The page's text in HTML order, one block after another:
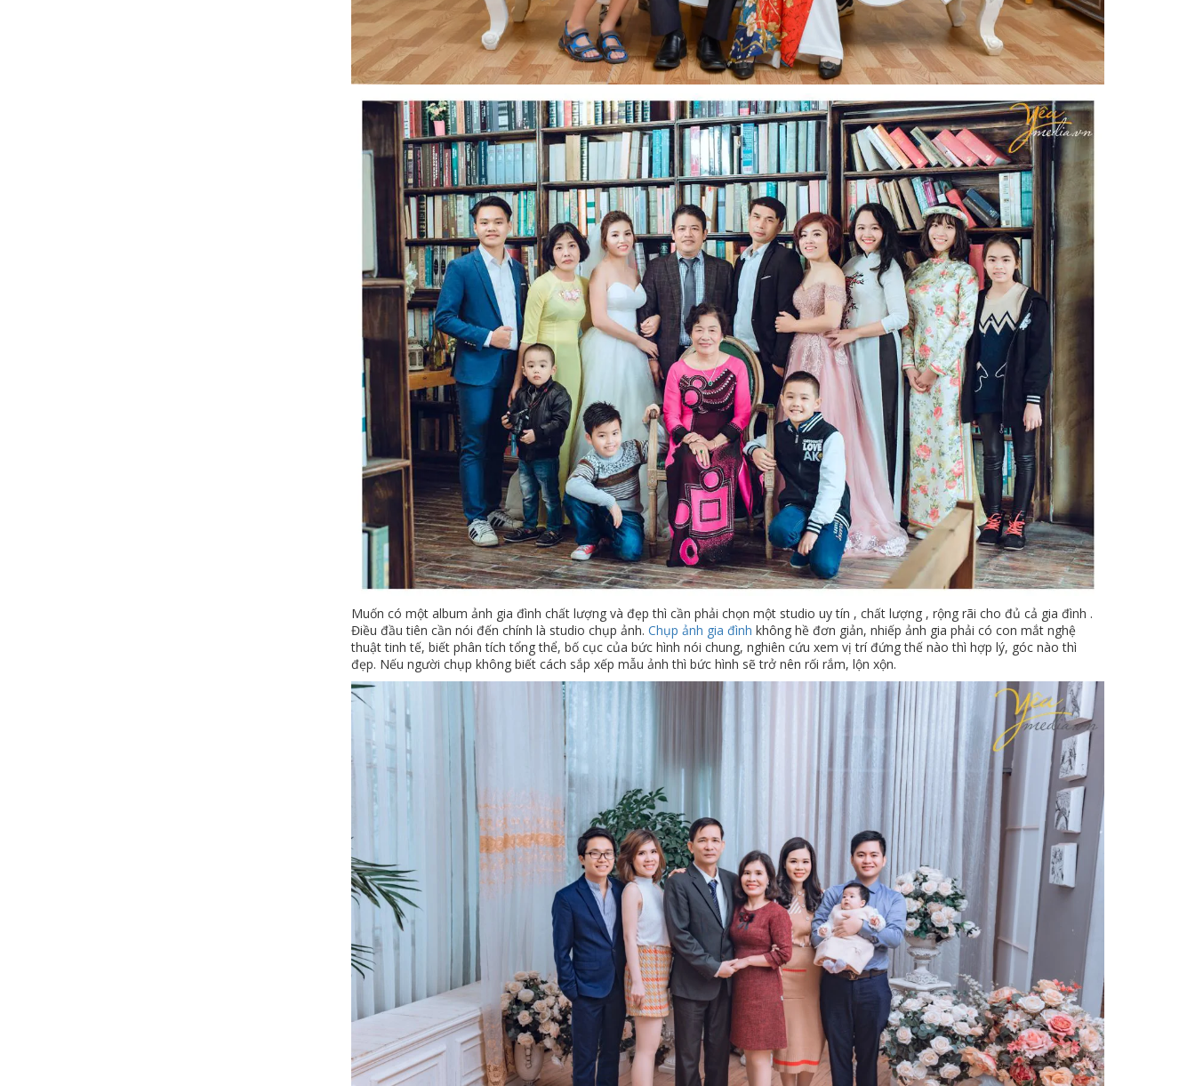
Muốn có một album ảnh gia đình chất lượng và đẹp thì cần phải chọn một studio uy tín , chất lượng , rộng rãi cho đủ cả gia đình .
Điều đầu tiên cần nói đến chính là studio chụp ảnh. Chụp ảnh gia đình không hề đơn giản, nhiếp ảnh gia phải có con mắt nghệ
thuật tinh tế, biết phân tích tổng thể, bố cục của bức hình nói chung, nghiên cứu xem vị trí đứng thế nào thì hợp lý, góc nào thì
đẹp. Nếu người chụp không biết cách sắp xếp mẫu ảnh thì bức hình sẽ trở nên rối rắm, lộn xộn.